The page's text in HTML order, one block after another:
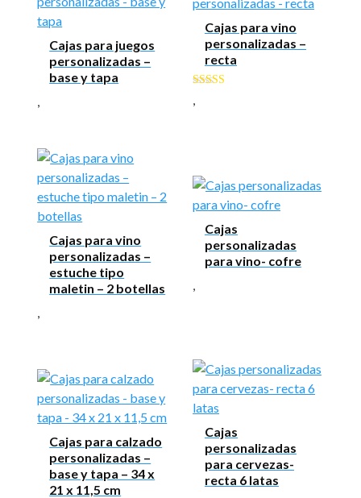
Cajas para juegos
personalizadas –
base y tapa
Cajas para vino
personalizadas –
recta
5.00
,
Cajas para vino
personalizadas –
estuche tipo
maletin – 2 botellas
Cajas
personalizadas
para vino- cofre
Cajas para calzado
personalizadas –
base y tapa – 34 x
21 x 11,5 cm
Cajas
personalizadas
para cervezas-
recta 6 latas